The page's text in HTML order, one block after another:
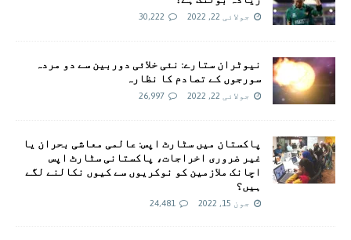
جولائی 22, 2022 30,222
نیوٹران ستارے: نئی خلائی دوربین سے دو مردہ
سورجوں کے تصادم کا نظارہ
جولائی 22, 2022 26,997
پاکستان میں سٹارٹ اپس: عالمی معاشی بحران یا
غیر ضروری اخراجات، پاکستانی سٹارٹ اپس
اچانک ملازمین کو نوکریوں سے کیوں نکالنے لگے
ہیں؟
جون 15, 2022 24,481